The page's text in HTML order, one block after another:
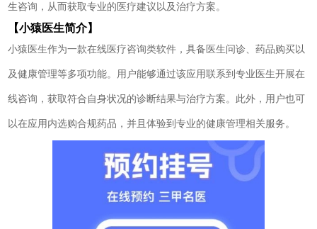
生咨询，从而获取专业的医疗建议以及治疗方案。
【小猿医生简介】
小猿医生作为一款在线医疗咨询类软件，具备医生问诊、药品购买以
及健康管理等多项功能。用户能够通过该应用联系到专业医生开展在
线咨询，获取符合自身状况的诊断结果与治疗方案。此外，用户也可
以在应用内选购合规药品，并且体验到专业的健康管理相关服务。